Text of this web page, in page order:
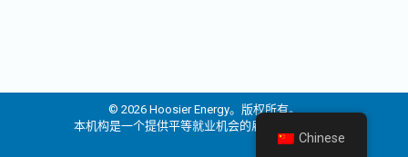
© 2026 Hoosier Energy。版权所有。
本机构是一个提供平等就业机会的雇主和提供者。
Chinese